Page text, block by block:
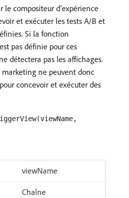
le compositeur d’expérience
et exécuter les tests A/B et
Si la fonction
pas définie pour ces
détectera pas les affichages.
marketing ne peuvent donc
concevoir et exécuter des
viewName
Chaîne